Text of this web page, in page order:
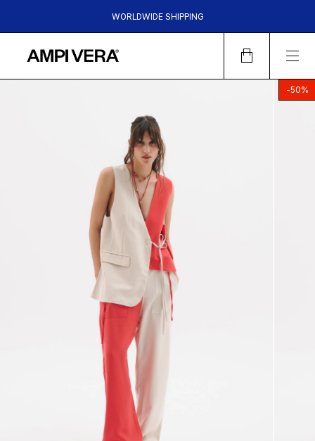
WORLDWIDE SHIPPING
HASTA 6 CUOTAS SIN INTERES | 15%OFF TRANSFERENCIA |
-50%